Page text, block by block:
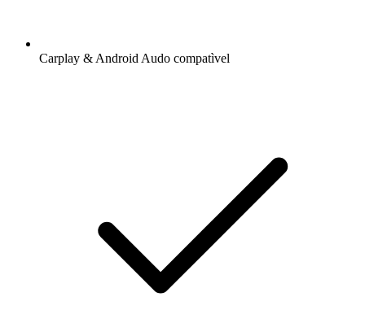
Carplay & Android Audo compatìvel